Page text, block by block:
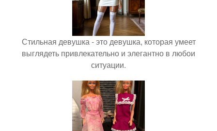
Стильная девушка - это девушка, которая умеет
выглядеть привлекательно и элегантно в любои
ситуации.